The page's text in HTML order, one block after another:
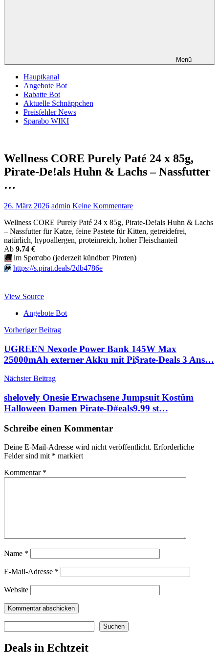
Menü
Hauptkanal
Angebote Bot
Rabatte Bot
Aktuelle Schnäppchen
Preisfehler News
Sparabo WIKI
Wellness CORE Purely Paté 24 x 85g,
Pirate-De!als Huhn & Lachs – Nassfutter
…
26. März 2026 admin Keine Kommentare
Wellness CORE Purely Paté 24 x 85g, Pirate-De!als Huhn & Lachs
– Nassfutter für Katze, feine Pastete für Kitten, getreidefrei,
natürlich, hypoallergen, proteinreich, hoher Fleischanteil
Аb 9.74 €
📆im Spαгαbο (jеdеrzеit kündbαг Pirαten)
⏩️ https://s.pirat.deals/2db4786e
View Source
Angebote Bot
Beitragsnavigation
Vorheriger Beitrag
UGREEN Nexode Power Bank 145W Max
25000mAh externer Akku mit Pi$rate-Deals 3 Ans…
Nächster Beitrag
shelovely Onesie Erwachsene Jumpsuit Kostüm
Halloween Damen Pirate-D#eals9.99 st…
Schreibe einen Kommentar
Deine E-Mail-Adresse wird nicht veröffentlicht. Erforderliche
Felder sind mit * markiert
Kommentar *
Name *
E-Mail-Adresse *
Website
Suchen
Deals in Echtzeit